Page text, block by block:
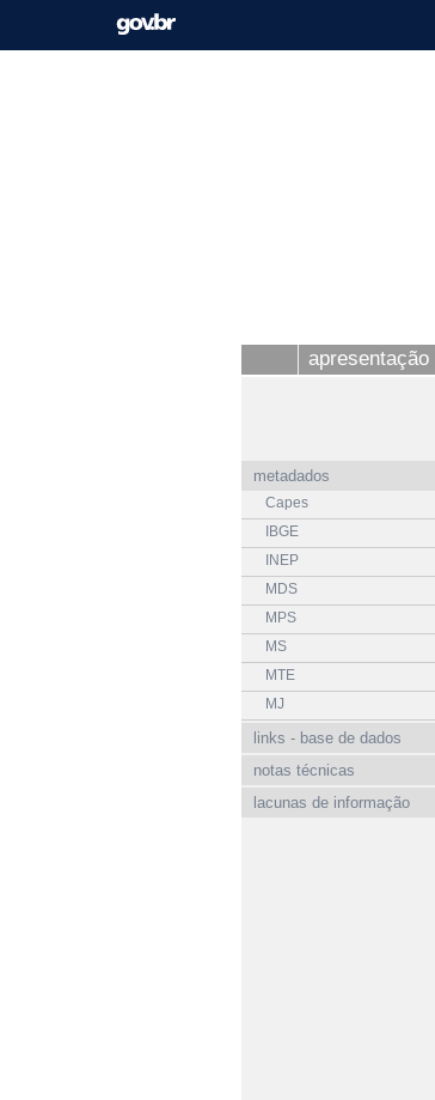
apresentação
metadados
Capes
IBGE
INEP
MDS
MPS
MS
MTE
MJ
links - base de dados
notas técnicas
lacunas de informação